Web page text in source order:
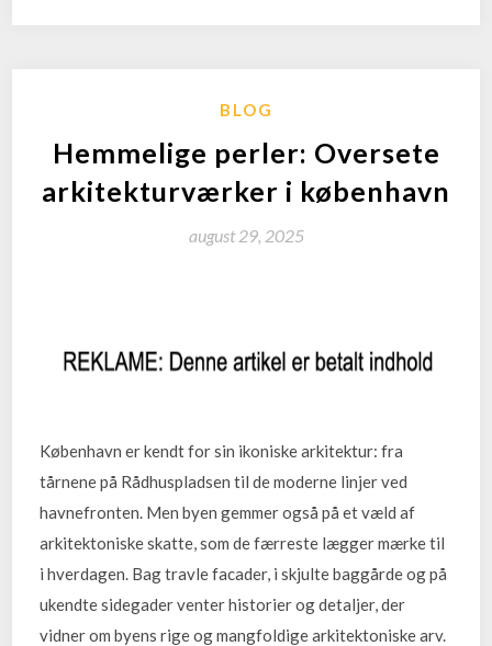
BLOG
Hemmelige perler: Oversete
arkitekturværker i københavn
august 29, 2025
København er kendt for sin ikoniske arkitektur: fra
tårnene på Rådhuspladsen til de moderne linjer ved
havnefronten. Men byen gemmer også på et væld af
arkitektoniske skatte, som de færreste lægger mærke til
i hverdagen. Bag travle facader, i skjulte baggårde og på
ukendte sidegader venter historier og detaljer, der
vidner om byens rige og mangfoldige arkitektoniske arv.